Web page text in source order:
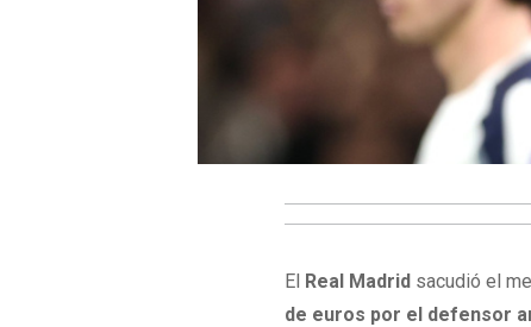
El Real Madrid sacudió el
de euros por el defensor